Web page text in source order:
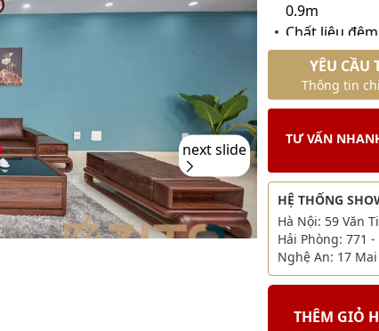
next slide
0.9m
Chất liệu
nhập khẩu
Miễn phí vận
Bảo hành 2
YÊU CẦU
Thông tin
TƯ VẤN
HỆ THỐNG
Hà Nội: 59 Văn
Hải Phòng: 771
Nghệ An: 17
THÊM GIỎ